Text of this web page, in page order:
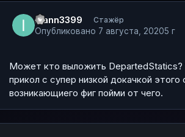
ivann3399 Стажёр
Опубликовано 7 августа, 20205 г
Может кто выложить
прикол с супер низкой докачкой этого
возникающиего фиг пойми от чего.